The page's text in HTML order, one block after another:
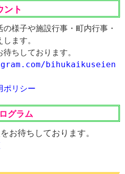
ト
様子や施設行事・町内行事・
ます。
ちしております。
bihukaikuseien
ポリシー
グラム
お待ちしております。